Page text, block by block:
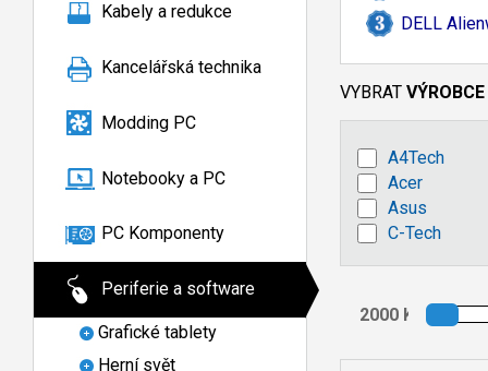
Kabely a redukce
Kancelářská technika
Modding PC
Notebooky a PC
PC Komponenty
Periferie a software
Grafické tablety
Herní svět
DELL
VYBRAT VÝROBCE
A4Tech
Acer
Asus
C-Tech